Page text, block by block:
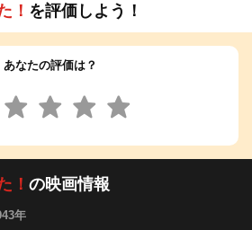
！ を評価しよう！
あなたの評価は？
！ の映画情報
年